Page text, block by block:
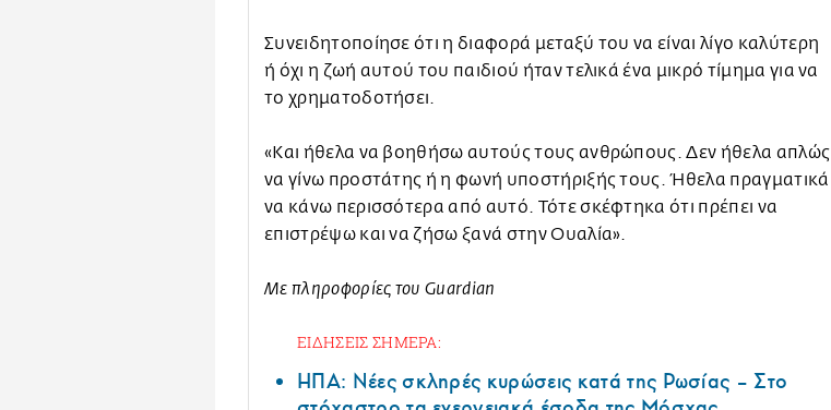
Συνειδητοποίησε ότι η διαφορά μεταξύ του να είναι λίγο καλύτερη
ή όχι η ζωή αυτού του παιδιού ήταν τελικά ένα μικρό τίμημα για να
το χρηματοδοτήσει.
«Και ήθελα να βοηθήσω αυτούς τους ανθρώπους. Δεν ήθελα απλώς
να γίνω προστάτης ή η φωνή υποστήριξής τους. Ήθελα πραγματικά
να κάνω περισσότερα από αυτό. Τότε σκέφτηκα ότι πρέπει να
επιστρέψω και να ζήσω ξανά στην Ουαλία».
Με πληροφορίες του Guardian
ΕΙΔΗΣΕΙΣ ΣΗΜΕΡΑ:
ΗΠΑ: Nέες σκληρές κυρώσεις κατά της Ρωσίας – Στο